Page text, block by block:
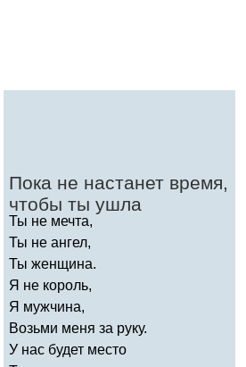
Пока не настанет время,
чтобы ты ушла
Ты не мечта,
Ты не ангел,
Ты женщина.
Я не король,
Я мужчина,
Возьми меня за руку.
У нас будет место